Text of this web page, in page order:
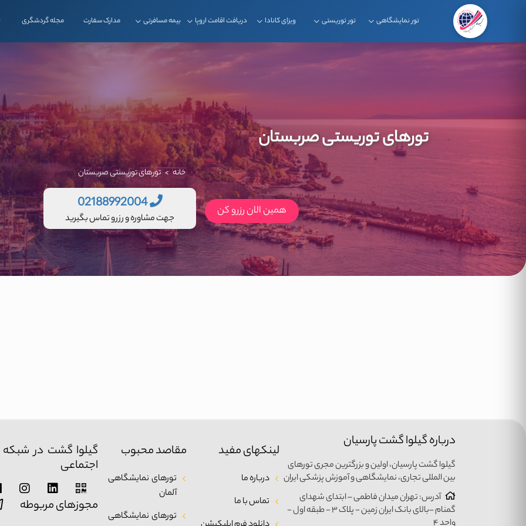
تور نمایشگاهی تور توریستی ویزای کانادا دریافت اقامت اروپا بیمه مسافرتی مدارک سفارت مجله گردشگری
تورهای توریستی صربستان
خانه > تورهای توریستی صربستان
همین الان رزرو کن 02188992004
جهت مشاوره و رزرو تماس بگیرید
درباره گیلوا گشت پارسیان
گیلوا گشت پارسیان، اولین و بزرگترین مجری تورهای
بین المللی تجاری، نمایشگاهی و آموزش پزشکی ایران
آدرس: تهران میدان فاطمی – ابتدای شهدای
گمنام –بالای بانک ایران زمین - پلاک ۳ - طبقه اول -
لینکهای مفید
درباره ما
تماس با ما
مقاصد محبوب
تورهای نمایشگاهی
آلمان
تورهای نمایشگاهی
گیلوا گشت در
اجتماعی
مجوزهای مربوطه